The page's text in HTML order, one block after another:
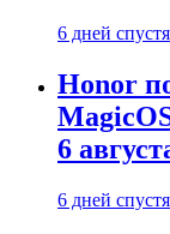
6 дней спустя
Honor
6
6 дней спустя